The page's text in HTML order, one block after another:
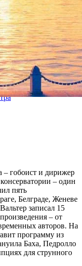
– гобоист и дирижер
– один
пять
Белграде, Женеве
записал 15
– от
авторов. На
программу из
Баха, Педролло
для струнного